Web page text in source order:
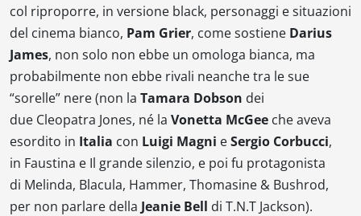
col riproporre, in versione black, personaggi e situazioni
del cinema bianco, Pam Grier, come sostiene Darius
James, non solo non ebbe un omologa bianca, ma
probabilmente non ebbe rivali neanche tra le sue
“sorelle” nere (non la Tamara Dobson dei
due Cleopatra Jones, né la Vonetta McGee che aveva
esordito in Italia con Luigi Magni eSergio Corbucci,
in Faustina e Il grande silenzio, e poi fu protagonista
di Melinda, Blacula, Hammer, Thomasine & Bushrod,
per non parlare della Jeanie Bell di T.N.T Jackson).